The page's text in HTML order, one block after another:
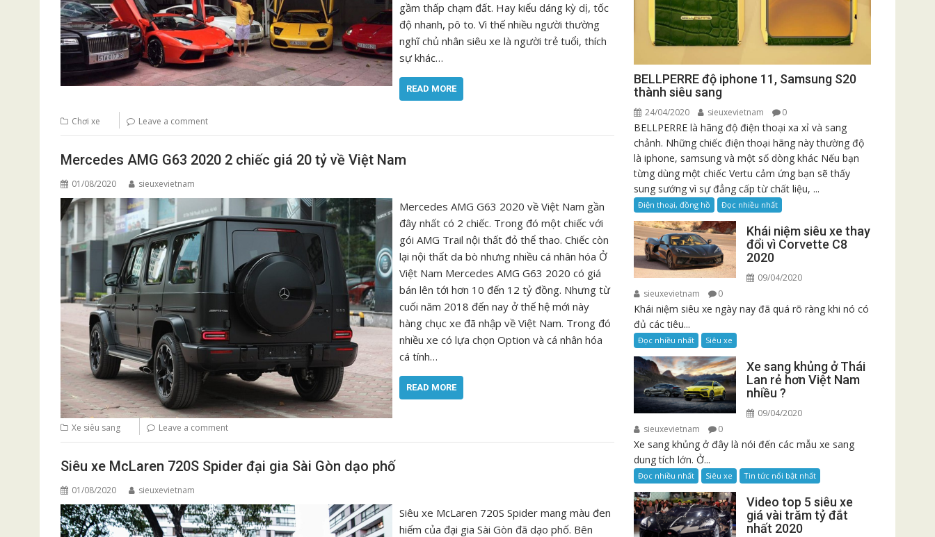
gầm thấp chạm đất. Hay kiểu dáng kỳ dị, tốc
độ nhanh, pô to. Vì thế nhiều người thường
nghĩ chủ nhân siêu xe là người trẻ tuổi, thích
sự khác…
READ MORE
Chơi xe Leave a comment
Mercedes AMG G63 2020 2 chiếc giá 20 tỷ về Việt Nam
01/08/2020 sieuxevietnam
Mercedes AMG G63 2020 về Việt Nam gần
đây nhất có 2 chiếc. Trong đó một chiếc với
gói AMG Trail nội thất đỏ thể thao. Chiếc còn
lại nội thất da bò nhưng nhiều cá nhân hóa Ở
Việt Nam Mercedes AMG G63 2020 có giá
bán lên tới hơn 10 đến 12 tỷ đồng. Nhưng từ
cuối năm 2018 đến nay ở thế hệ mới này
hàng chục xe đã nhập về Việt Nam. Trong đó
nhiều xe có lựa chọn Option và cá nhân hóa
cá tính…
READ MORE
Xe siêu sang Leave a comment
Siêu xe McLaren 720S Spider đại gia Sài Gòn dạo phố
01/08/2020 sieuxevietnam
Siêu xe McLaren 720S Spider mang màu đen
hiếm của đại gia Sài Gòn đã dạo phố. Bên
BELLPERRE độ iphone 11, Samsung S20
thành siêu sang
24/04/2020 sieuxevietnam 0
BELLPERRE là hãng độ điện thoại xa xỉ và sang
chảnh. Những chiếc điện thoại hãng này thường độ
là iphone, samsung và một số dòng khác Nếu bạn
từng dùng một chiếc Vertu cảm ứng bạn sẽ thấy
sung sướng vì sự đẳng cấp từ chất liệu, ...
Điện thoại, đồng hồ Đọc nhiều nhất
Khái niệm siêu xe thay
đổi vì Corvette C8
2020
09/04/2020
sieuxevietnam
0
Khái niệm siêu xe ngày nay đã quá rõ ràng khi nó có
đủ các tiêu...
Đọc nhiều nhất Siêu xe
Xe sang khủng ở Thái
Lan rẻ hơn Việt Nam
nhiều ?
09/04/2020
sieuxevietnam
0
Xe sang khủng ở đây là nói đến các mẫu xe sang
dung tích lớn. Ở...
Đọc nhiều nhất Siêu xe Tin tức nổi bật nhất
Video top 5 siêu xe
giá vài trăm tỷ đắt
nhất 2020